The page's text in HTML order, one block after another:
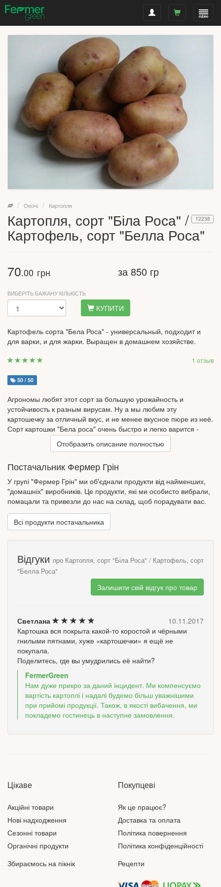
Овочі Картопля
12238
Картопля, сорт "Біла Роса" /
Картофель, сорт "Белла Роса"
70.00 грн за 850 гр
ВИБЕРІТЬ БАЖАНУ КІЛЬКІСТЬ
КУПИТИ
Картофель сорта "Бела Роса" - универсальный, подходит и
для варки, и для жарки. Выращен в домашнем хозяйстве.
1 отзыв
50 / 50
Агрономы любят этот сорт за большую урожайность и
устойчивость к разным вирусам. Ну а мы любим эту
картошечку за отличный вкус, и не менее вкусное пюре из неё.
Сорт картошки "Бела роса" очень быстро и легко варится -
хватит и 5 минут. Потому советуем её для пюре или крем-
Отобразить описание полностью
Постачальник Фермер Грін
У групі "Фермер Грін" ми об'єднали продукти від найменших,
"домашніх" виробників. Це продукти, які ми особисто вибрали,
помацали та привезли до нас на склад, щоб порадувати вас.
Всі продукти постачальника
Відгуки про Картопля, сорт "Біла Роса" / Картофель, сорт
"Белла Роса"
Залишити свій відгук про товар
Светлана
10.11.2017
Картошка вся покрыта какой-то коростой и чёрными
гнилыми пятнами, хуже «картошечки» я ещё не
покупала.
Поделитесь, где вы умудрились её найти?
FermerGreen
Нам дуже прикро за даний інцидент. Ми компенсуємо
вартість картоплі і надалі будемо більш уважнішими
при прийомі продукції. Також, в якості вибачення, ми
покладемо гостинець в наступне замовлення.
Цікаве
Акційні товари
Нові надходження
Сезонні товари
Органічні продукти
Збираємось на пікнік
Покупцеві
Як це працює?
Доставка та оплата
Політика повернення
Політика конфіденційності
Рецепти